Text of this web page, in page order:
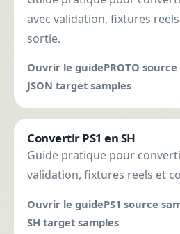
avec validation, fixtures
sortie.
Ouvrir le guidePROTO
JSON target samples
Convertir PS1 en SH
Guide pratique pour
validation, fixtures reels et
Ouvrir le guidePS1 source
SH target samples